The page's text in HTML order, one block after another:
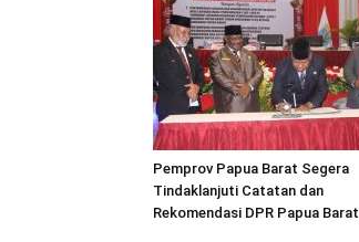
Pemprov Papua Barat Segera
Tindaklanjuti Catatan dan
Rekomendasi DPR Papua Barat